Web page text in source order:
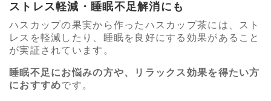
ストレス軽減・睡眠不足解消にも
ハスカップの果実から作ったハスカップ茶には、スト
レスを軽減したり、睡眠を良好にする効果があること
が実証されています。
睡眠不足にお悩みの方や、リラックス効果を得たい方
におすすめです。